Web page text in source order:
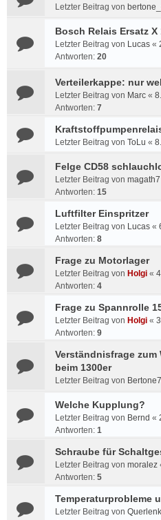
Letzter Beitrag von
Bosch Relais Ersatz X
Letzter Beitrag von Lucas «
Antworten: 20
Verteilerkappe: nur
Letzter Beitrag von Marc «
Antworten: 7
Letzter Beitrag von ToLu «
Felge CD58
Letzter Beitrag von magath7
Antworten: 15
Luftfilter Einspritzer
Letzter Beitrag von Lucas «
Antworten: 8
Frage zu Motorlager
Letzter Beitrag von Holgi «
Antworten: 4
Frage zu Spannrolle
Letzter Beitrag von Holgi «
Antworten: 9
Verständnisfrage zum
beim 1300er
Letzter Beitrag von
Welche Kupplung?
Letzter Beitrag von Bernd «
Antworten: 1
Schraube für
Letzter Beitrag von moralez
Antworten: 5
Temperaturprobleme
Letzter Beitrag von